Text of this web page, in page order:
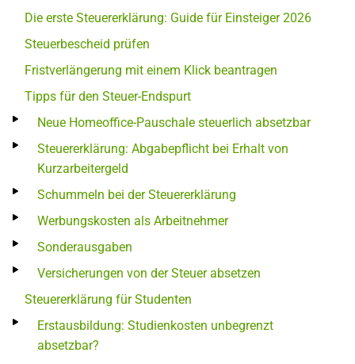
Die erste Steuererklärung: Guide für Einsteiger 2026
Steuerbescheid prüfen
Fristverlängerung mit einem Klick beantragen
Tipps für den Steuer-Endspurt
Neue Homeoffice-Pauschale steuerlich absetzbar
Steuererklärung: Abgabepflicht bei Erhalt von
Kurzarbeitergeld
Schummeln bei der Steuererklärung
Werbungskosten als Arbeitnehmer
Sonderausgaben
Versicherungen von der Steuer absetzen
Steuererklärung für Studenten
Erstausbildung: Studienkosten unbegrenzt
absetzbar?